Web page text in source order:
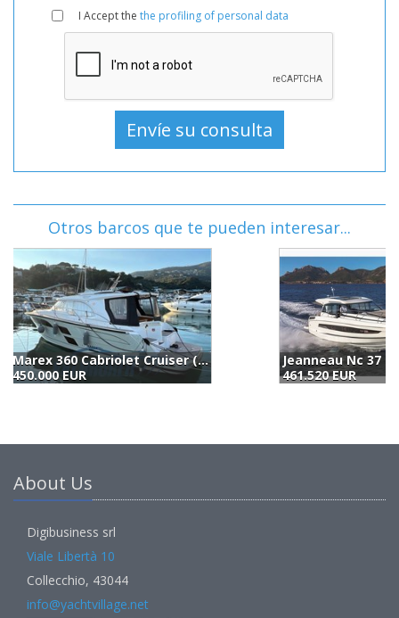
I Accept the the profiling of personal data
Otros barcos que te pueden interesar...
Jeanneau Nc 37 (2025)
461.520 EUR
Integrity 380 Sx (2023)
467.000 EUR
About Us
Digibusiness srl
Viale Libertà 10
Collecchio, 43044
info@yachtvillage.net